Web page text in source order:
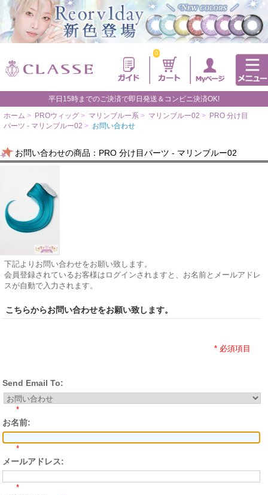
0
平日15時までのご決済で即日発送＆コンビニ決済OK!
ホーム > PROウィッグ > マリンブルー系 > マリンブルー02 > PRO 分け目
パーツ - マリンブルー02 > お問い合わせ
お問い合わせの商品：PRO 分け目パーツ - マリンブルー02
下記よりお問い合わせをお願い致します。
会員登録されているお客様はログインされますと、お名前とメールアドレ
スが自動で入力されます。
こちらからお問い合わせをお願い致します。
* 必須項目
Send Email To:
*
お名前:
*
メールアドレス:
*